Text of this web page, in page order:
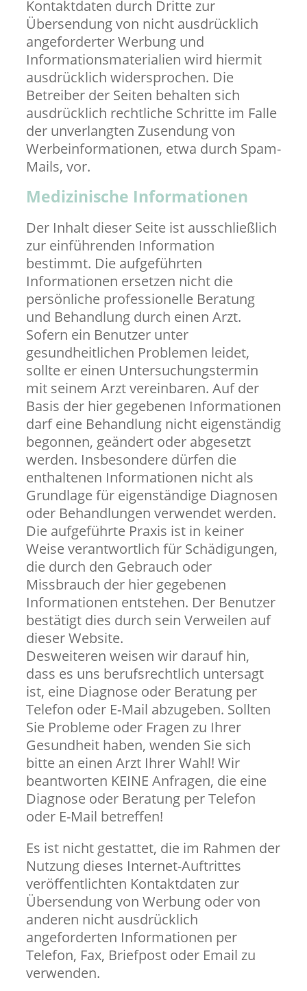
Kontaktdaten durch Dritte zur
Übersendung von nicht ausdrücklich
angeforderter Werbung und
Informationsmaterialien wird hiermit
ausdrücklich widersprochen. Die
Betreiber der Seiten behalten sich
ausdrücklich rechtliche Schritte im Falle
der unverlangten Zusendung von
Werbeinformationen, etwa durch Spam-
Mails, vor.
Medizinische Informationen
Der Inhalt dieser Seite ist ausschließlich
zur einführenden Information
bestimmt. Die aufgeführten
Informationen ersetzen nicht die
persönliche professionelle Beratung
und Behandlung durch einen Arzt.
Sofern ein Benutzer unter
gesundheitlichen Problemen leidet,
sollte er einen Untersuchungstermin
mit seinem Arzt vereinbaren. Auf der
Basis der hier gegebenen Informationen
darf eine Behandlung nicht eigenständig
begonnen, geändert oder abgesetzt
werden. Insbesondere dürfen die
enthaltenen Informationen nicht als
Grundlage für eigenständige Diagnosen
oder Behandlungen verwendet werden.
Die aufgeführte Praxis ist in keiner
Weise verantwortlich für Schädigungen,
die durch den Gebrauch oder
Missbrauch der hier gegebenen
Informationen entstehen. Der Benutzer
bestätigt dies durch sein Verweilen auf
dieser Website.
Desweiteren weisen wir darauf hin,
dass es uns berufsrechtlich untersagt
ist, eine Diagnose oder Beratung per
Telefon oder E-Mail abzugeben. Sollten
Sie Probleme oder Fragen zu Ihrer
Gesundheit haben, wenden Sie sich
bitte an einen Arzt Ihrer Wahl! Wir
beantworten KEINE Anfragen, die eine
Diagnose oder Beratung per Telefon
oder E-Mail betreffen!
Es ist nicht gestattet, die im Rahmen der
Nutzung dieses Internet-Auftrittes
veröffentlichten Kontaktdaten zur
Übersendung von Werbung oder von
anderen nicht ausdrücklich
angeforderten Informationen per
Telefon, Fax, Briefpost oder Email zu
verwenden.